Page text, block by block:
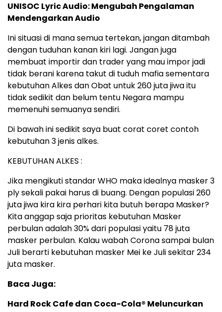
UNISOC Lyric Audio: Mengubah Pengalaman
Mendengarkan Audio
Ini situasi di mana semua tertekan, jangan ditambah
dengan tuduhan kanan kiri lagi. Jangan juga
membuat importir dan trader yang mau impor jadi
tidak berani karena takut di tuduh mafia sementara
kebutuhan Alkes dan Obat untuk 260 juta jiwa itu
tidak sedikit dan belum tentu Negara mampu
memenuhi semuanya sendiri.
Di bawah ini sedikit saya buat corat coret contoh
kebutuhan 3 jenis alkes.
KEBUTUHAN ALKES :
Jika mengikuti standar WHO maka idealnya masker 3
ply sekali pakai harus di buang. Dengan populasi 260
juta jiwa kira kira perhari kita butuh berapa Masker?
Kita anggap saja prioritas kebutuhan Masker
perbulan adalah 30% dari populasi yaitu 78 juta
masker perbulan. Kalau wabah Corona sampai bulan
Juli berarti kebutuhan masker Mei ke Juli sekitar 234
juta masker.
Baca Juga:
Hard Rock Cafe dan Coca-Cola® Meluncurkan